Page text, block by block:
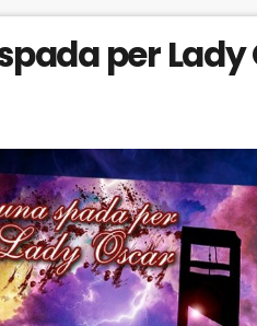
S
E
W
Aper